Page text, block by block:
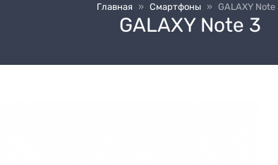
Главная » Смартфоны » GALAXY Note
GALAXY Note 3